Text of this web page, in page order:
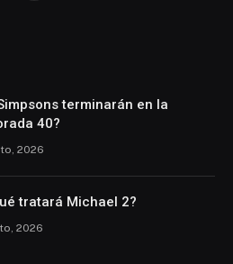
terminarán en la
40?
2026
tratará Michael 2?
2026